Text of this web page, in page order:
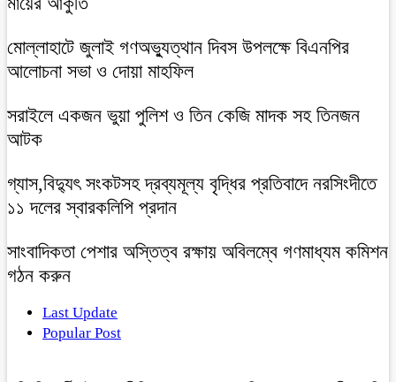
মোল্লাহাটে জুলাই গণঅভ্যুত্থান দিবস উপলক্ষে বিএনপির
আলোচনা সভা ও দোয়া মাহফিল
সরাইলে একজন ভুয়া পুলিশ ও তিন কেজি মাদক সহ তিনজন
আটক
গ্যাস,বিদ্যুৎ সংকটসহ দ্রব্যমূল্য বৃদ্ধির প্রতিবাদে নরসিংদীতে
১১ দলের স্বারকলিপি প্রদান
সাংবাদিকতা পেশার অস্তিত্ব রক্ষায় অবিলম্বে গণমাধ্যম কমিশন
গঠন করুন
Last Update
Popular Post